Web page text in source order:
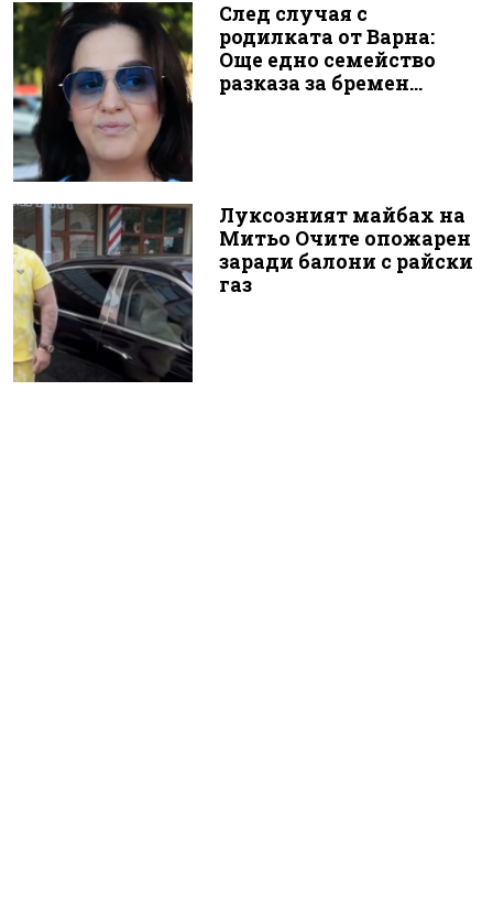
След случая с
родилката от Варна:
Още едно семейство
разказа за бремен...
Луксозният майбах на
Митьо Очите опожарен
заради балони с райски
газ